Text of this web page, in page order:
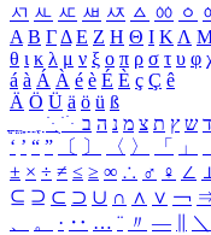
ㅺ ㅻ ㅼ ㅽ ㅾ ㅿ ㆀ ㆁ
Α Β ΓΔ Ε Ζ Η Θ Ι ΚΛ
θ ι κ λ μ ν ξ ο π ρ σ τ υ φ
á à Á À é è É È ç Ç ê
Ä Ö Ü ä ö ü ß
ִֶֹ ֻּ ׁׂ ד ש ץ ת צ מ נ ה ב
‘ ’ “ ” 〔 〕 〈 〉 「 」
± × ÷ ≠ ≤ ≥ ∞ ∴ ♂ ♀ ∠
⊆ ⊇ ⊂ ⊃ ∪ ∩ ∧ ∨ ￢
、
。 · ‥ … ¨ 〃 ― ＼